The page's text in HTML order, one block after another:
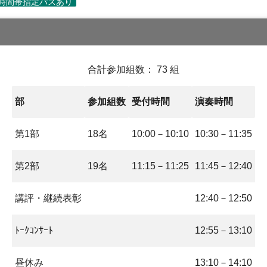
合計参加組数： 73 組
部 参加組数 受付時間 演奏時間
第1部 18名 10:00－10:10 10:30－11:35
第2部 19名 11:15－11:25 11:45－12:40
講評・継続表彰 12:40－12:50
ﾄｰｸｺﾝｻｰﾄ 12:55－13:10
昼休み 13:10－14:10